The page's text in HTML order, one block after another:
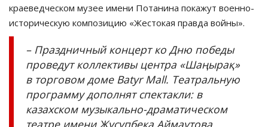
краеведческом музее имени Потанина покажут военно-
историческую композицию «Жестокая правда войны».
– Праздничный концерт ко Дню победы
проведут коллективы центра «Шаңырақ»
в торговом доме Batyr Mall. Театральную
программу дополнят спектакли: в
казахском музыкально-драматическом